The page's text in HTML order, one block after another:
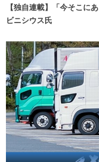
【独自連載】「今そこに
ビニシウス氏